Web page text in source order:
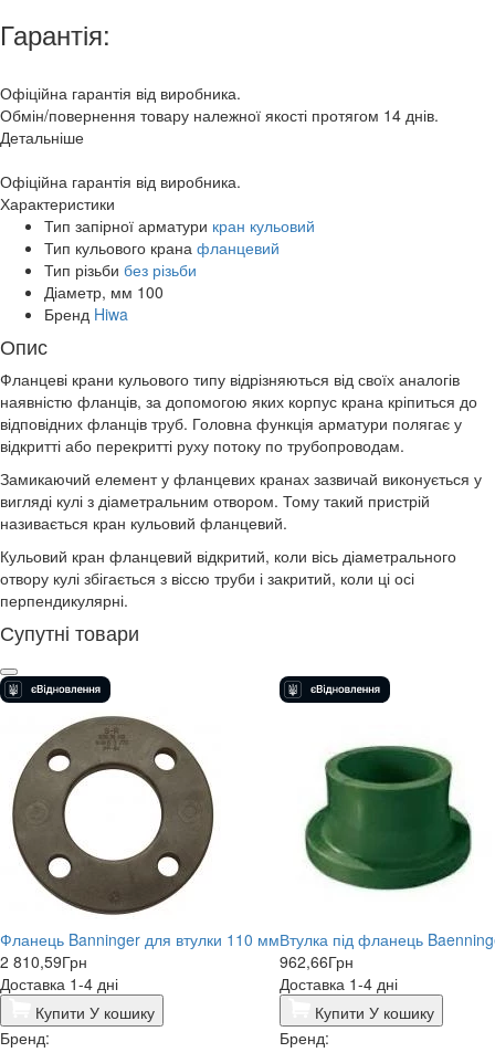
Гарантія:
Офіційна гарантія від виробника.
Обмін/повернення товару належної якості протягом 14 днів.
Детальніше
Офіційна гарантія від виробника.
Характеристики
Тип запірної арматури кран кульовий
Тип кульового крана фланцевий
Тип різьби без різьби
Діаметр, мм 100
Бренд Hiwa
Опис
Фланцеві крани кульового типу відрізняються від своїх аналогів
наявністю фланців, за допомогою яких корпус крана кріпиться до
відповідних фланців труб. Головна функція арматури полягає у
відкритті або перекритті руху потоку по трубопроводам.
Замикаючий елемент у фланцевих кранах зазвичай виконується у
вигляді кулі з діаметральним отвором. Тому такий пристрій
називається кран кульовий фланцевий.
Кульовий кран фланцевий відкритий, коли вісь діаметрального
отвору кулі збігається з віссю труби і закритий, коли ці осі
перпендикулярні.
Супутні товари
Фланець Banninger для втулки 110 мм
2 810,59Грн
Доставка 1-4 дні
Купити У кошику
Бренд:
Втулка під фланець
962,66Грн
Доставка 1-4 дні
Купити У кошику
Бренд: